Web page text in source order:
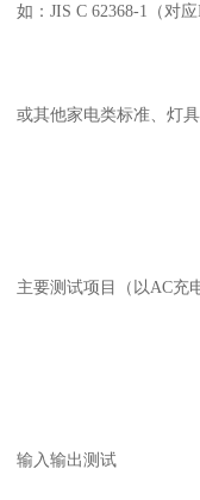
如：JIS C 62368-1（对应
或其他家电类标准、灯
主要测试项目（以AC充
输入输出测试